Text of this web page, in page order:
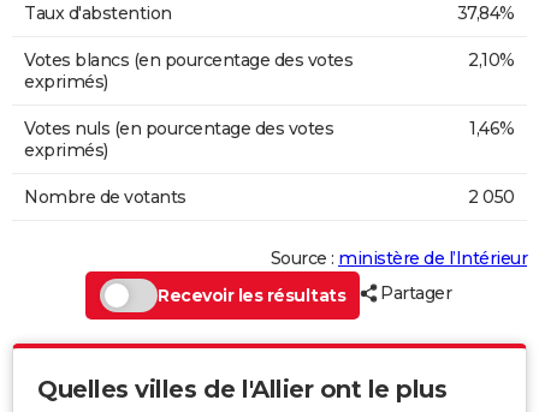
Taux d'abstention 37,84%
Votes blancs (en pourcentage des votes
exprimés)
2,10%
Votes nuls (en pourcentage des votes
exprimés)
1,46%
Nombre de votants 2 050
Source : ministère de l’Intérieur
Recevoir les résultats
Partager
Quelles villes de l'Allier ont le plus